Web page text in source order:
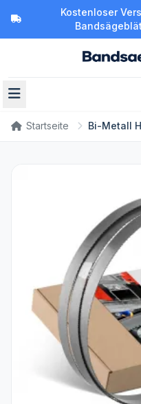
Kostenloser
Startseite Bi-Metall